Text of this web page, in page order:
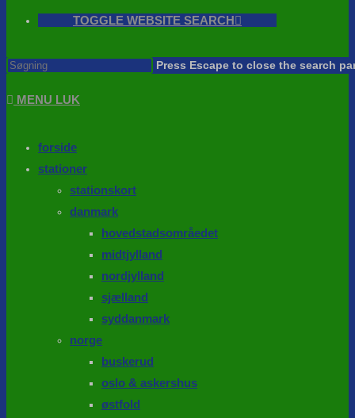
TOGGLE WEBSITE SEARCH
Press Escape to close the search
MENU LUK
forside
stationer
stationskort
danmark
hovedstadsområedet
midtjylland
nordjylland
sjælland
syddanmark
norge
buskerud
oslo & askershus
østfold